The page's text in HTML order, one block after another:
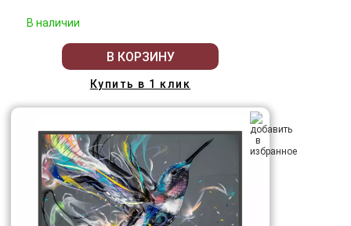
В наличии
В КОРЗИНУ
Купить в 1 клик